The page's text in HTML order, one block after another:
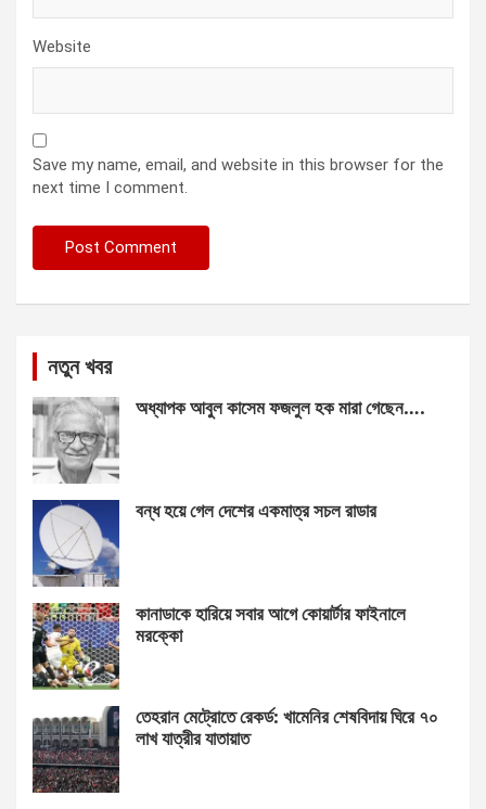
Website
Save my name, email, and website in this browser for the
next time I comment.
নতুন খবর
অধ্যাপক আবুল কাসেম ফজলুল হক মারা গেছেন….
বন্ধ হয়ে গেল দেশের একমাত্র সচল রাডার
কানাডাকে হারিয়ে সবার আগে কোয়ার্টার ফাইনালে
মরক্কো
তেহরান মেট্রোতে রেকর্ড: খামেনির শেষবিদায় ঘিরে ৭০
লাখ যাত্রীর যাতায়াত